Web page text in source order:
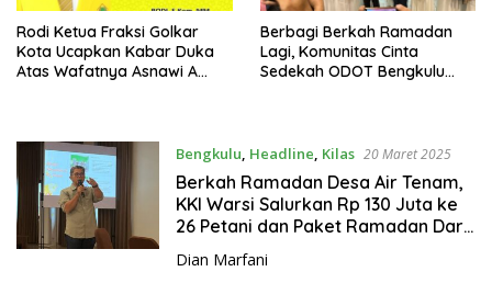
Rodi Ketua Fraksi Golkar
Kota Ucapkan Kabar Duka
Atas Wafatnya Asnawi A
Berbagi Berkah Ramadan
Lagi, Komunitas Cinta
Sedekah ODOT Bengkulu
Bengkulu Headline Kilas 20 Maret 2025
Berkah Ramadan Desa Air Tenam,
KKI Warsi Salurkan Rp 130 Juta ke
26 Petani dan Paket Ramadan Dari
Dian Marfani